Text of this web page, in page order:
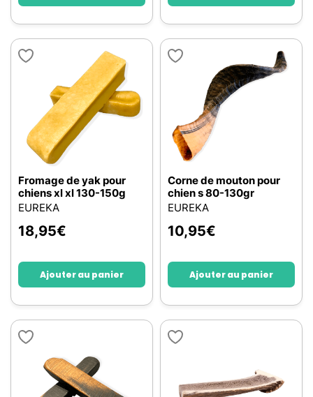
Fromage de yak pour
chiens xl xl 130-150g
EUREKA
18,95€
Ajouter au panier
Corne de mouton pour
chien s 80-130gr
EUREKA
10,95€
Ajouter au panier